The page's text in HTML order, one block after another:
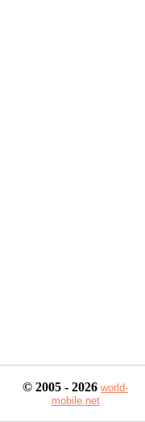
© 2005 - 2026 world-
mobile.net